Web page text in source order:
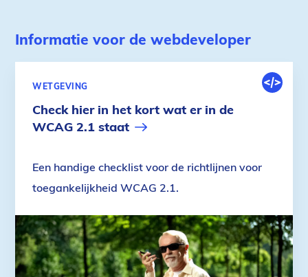
Informatie voor de webdeveloper
Check hier in het kort wat er in de
WCAG 2.1 staat
WETGEVING
DIGITALE
Een handige checklist voor de richtlijnen voor
toegankelijkheid WCAG 2.1.